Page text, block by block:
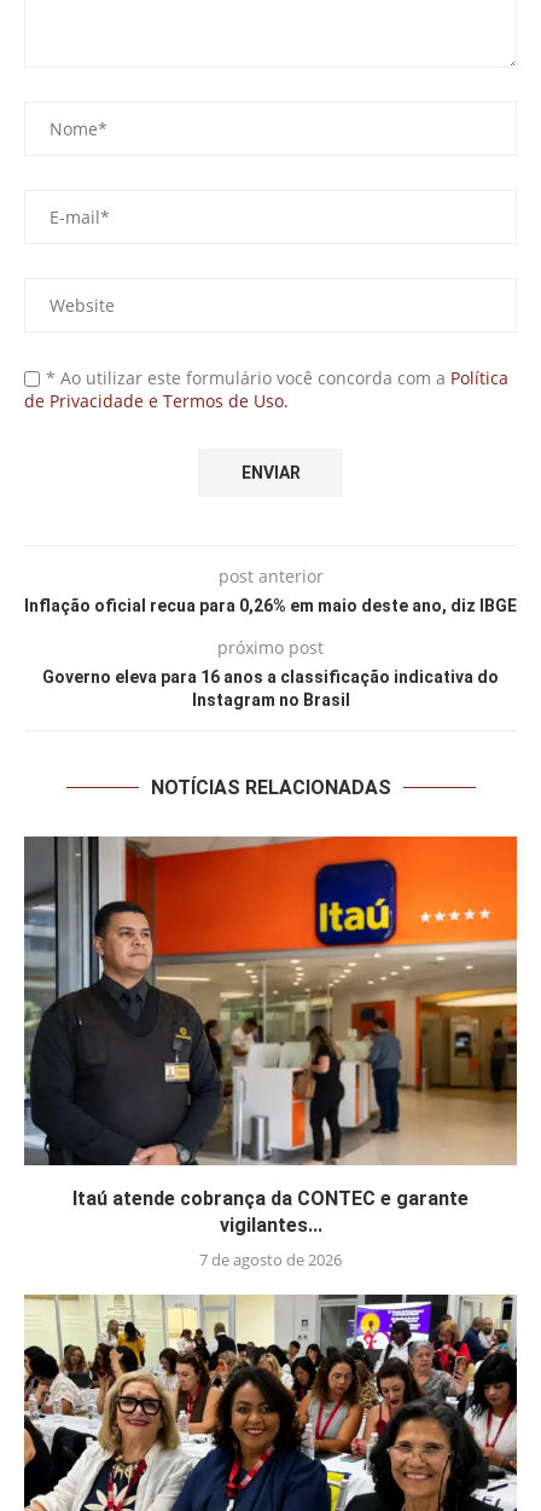
* Ao utilizar este formulário você concorda com a Política
de Privacidade e Termos de Uso.
post anterior
Inflação oficial recua para 0,26% em maio deste ano, diz IBGE
próximo post
Governo eleva para 16 anos a classificação indicativa do
Instagram no Brasil
NOTÍCIAS RELACIONADAS
Itaú atende cobrança da CONTEC e garante
vigilantes...
7 de agosto de 2026